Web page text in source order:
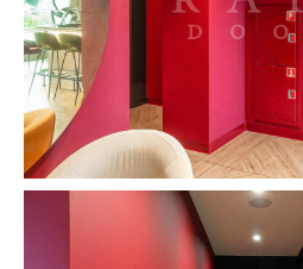
Руководитель отдела по работе
с корпоративными клиентами Rada Doors
+7 (902) 213-32-22
razvitie8@radadoors.ru
Александр Дуюнов
Руководитель отдела продаж ANDREA
+7 (927) 817-14-64
regional4@andrea-mebel.ru